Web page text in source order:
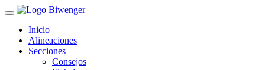
Inicio
Alineaciones
Secciones
Consejos